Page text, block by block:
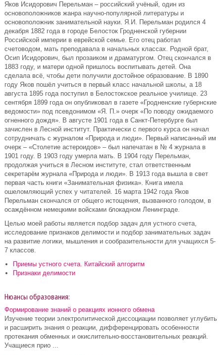
Яков Исидорович Перельман – российский учёный, один из
основоположников жанра научно-популярной литературы и
основоположник занимательной науки. Я.И. Перельман родился 4
декабря 1882 года в городе Белосток Гродненской губернии
Российской империи в еврейской семье. Его отец работал
счетоводом, мать преподавала в начальных классах. Родной брат,
Осип Исидорович, был прозаиком и драматургом. Отец скончался в
1883 году, и матери одной пришлось воспитывать детей. Она
сделала всё, чтобы дети получили достойное образование. В 1890
году Яков пошёл учиться в первый класс начальной школы, а 18
августа 1895 года поступил в Белостокское реальное училище. 23
сентября 1899 года он опубликовал в газете «Гродненские губернские
ведомости» под псевдонимом «Я. П.» очерк «По поводу ожидаемого
огненного дождя». В августе 1901 года в Санкт-Петербурге был
зачислен в Лесной институт. Практически с первого курса он начал
сотрудничать с журналом «Природа и люди». Первый написанный им
очерк – «Столетие астероидов» – был напечатан в № 4 журнала в
1901 году. В 1903 году умерла мать. В 1904 году Перельман,
продолжая учиться в Лесном институте, стал ответственным
секретарём журнала «Природа и люди». В 1913 года вышла в свет
первая часть книги «Занимательная физика». Книга имела
ошеломляющий успех у читателей. 16 марта 1942 года Яков
Перельман скончался от общего истощения, вызванного голодом, в
осаждённом немецкими войсками блокадном Ленинграде.
Целью моей работы является подбор задач для устного счета,
исследование признаков делимости и подбор занимательных задач
на развитие логики, мышления и сообразительности для учащихся 5-
7 классов.
Приемы устного счета. Китайский алгоритм
Признаки делимости
Нюансы образования:
Формирование знаний о реакциях ионного обмена
Изучение теории электролитической диссоциации позволяет углубить
и расширить знания о реакции, дифференцировать особенности
протекания обменных и окислительно-восстановительных реакций.
Учащиеся прио ...